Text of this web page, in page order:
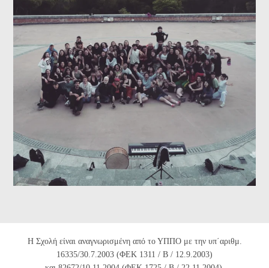
Η Σχολή είναι αναγνωρισμένη από το ΥΠΠΟ με την υπ΄αριθμ.
16335/30.7.2003 (ΦΕΚ 1311 / Β / 12.9.2003)